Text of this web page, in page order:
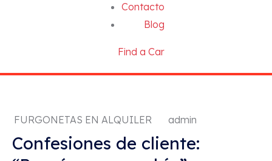
Contacto
Blog
Find a Car
FURGONETAS EN ALQUILER admin
Confesiones de cliente: